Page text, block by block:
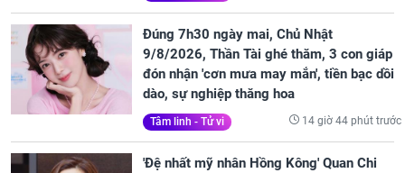
Đúng 7h30 ngày mai, Chủ Nhật
9/8/2026, Thần Tài ghé thăm, 3 con giáp
đón nhận 'cơn mưa may mắn', tiền bạc dồi
dào, sự nghiệp thăng hoa
Tâm linh - Tử vi 14 giờ 44 phút trước
'Đệ nhất mỹ nhân Hồng Kông' Quan Chi